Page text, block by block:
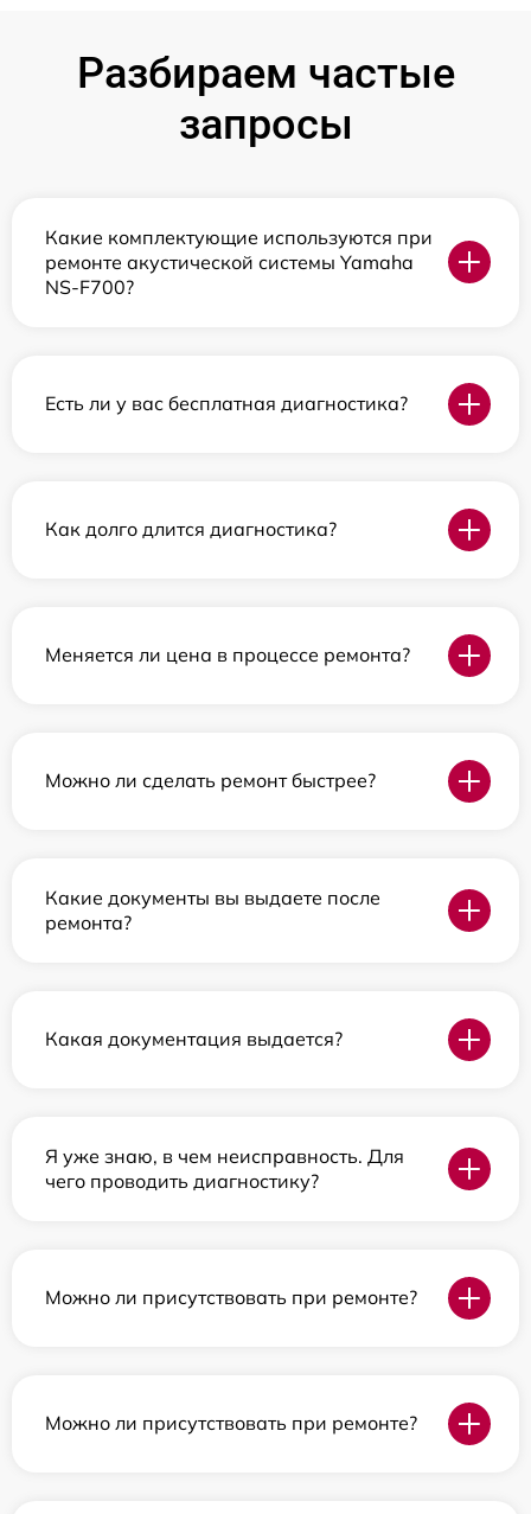
Разбираем частые
запросы
Какие комплектующие используются при
ремонте акустической системы Yamaha
NS-F700?
Есть ли у вас бесплатная диагностика?
Как долго длится диагностика?
Меняется ли цена в процессе ремонта?
Можно ли сделать ремонт быстрее?
Какие документы вы выдаете после
ремонта?
Какая документация выдается?
Я уже знаю, в чем неисправность. Для
чего проводить диагностику?
Можно ли присутствовать при ремонте?
Можно ли присутствовать при ремонте?